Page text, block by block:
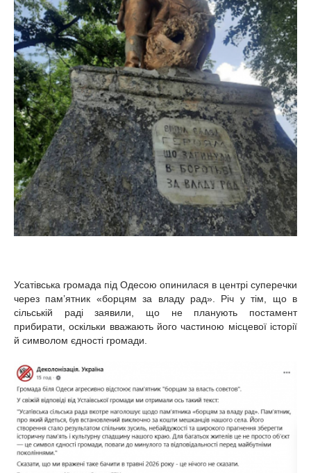
Усатівська громада під Одесою опинилася в центрі суперечки
через пам’ятник «борцям за владу рад». Річ у тім, що в
сільській раді заявили, що не планують постамент
прибирати, оскільки вважають його частиною місцевої історії
й символом єдності громади.